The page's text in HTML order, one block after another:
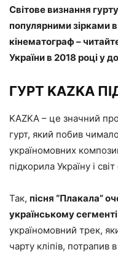
Світове визнання
популярними зірками
кінематограф –
України в 2018 році у
ГУРТ KAZKA
KAZKA – це значний
гурт, який побив
україномовних
підкорила Україну і
Так, пісня “Плакала”
українському
україномовний трек,
чарту кліпів, потрапив